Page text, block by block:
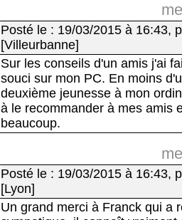
Posté le : 19/03/2015 à 16:43,
[Villeurbanne]
Sur les conseils d'un amis j'ai
souci sur mon PC. En moins
deuxième jeunesse à mon
à le recommander à mes amis
beaucoup.
Posté le : 19/03/2015 à 16:43,
[Lyon]
Un grand merci à Franck qui a